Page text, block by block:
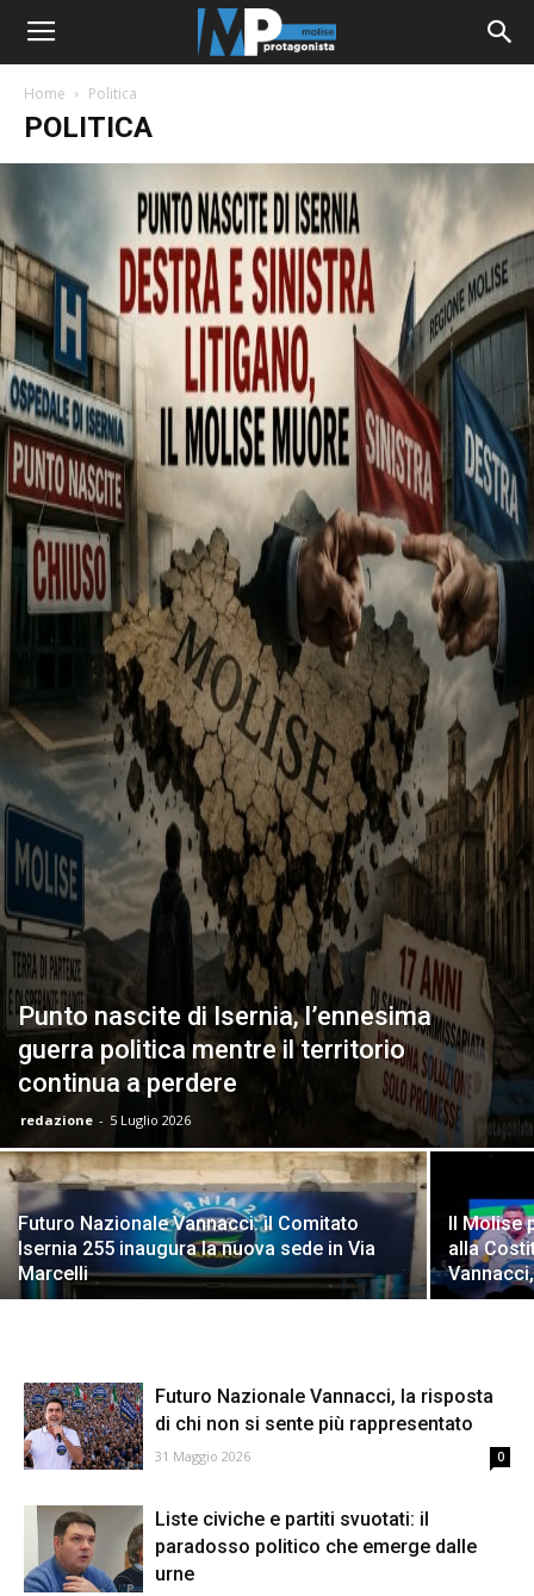
Home Politica
POLITICA
Punto nascite di Isernia, l’ennesima
guerra politica mentre il territorio
continua a perdere
redazione - 5 Luglio 2026
Futuro Nazionale Vannacci: il Comitato
Isernia 255 inaugura la nuova sede in Via
Marcelli
Il Molise
alla
Futuro Nazionale Vannacci, la risposta
di chi non si sente più rappresentato
31 Maggio 2026 0
Liste civiche e partiti svuotati: il
paradosso politico che emerge dalle
urne